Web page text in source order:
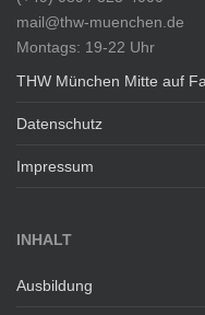
mail@thw-muenchen.de
Montags: 19-22 Uhr
THW München Mitte auf
Datenschutz
Impressum
INHALT
Ausbildung